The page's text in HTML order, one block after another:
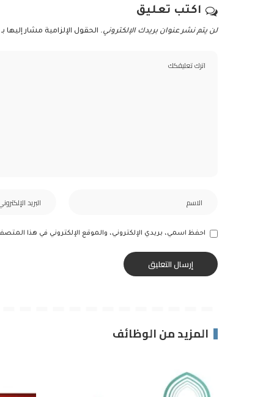
اكتب تعليق
لن يتم نشر عنوان بريدك الإلكتروني. الحقول الإلزامية مشار إليها بـ
احفظ اسمي، بريدي الإلكتروني، والموقع الإلكتروني في هذا
المزيد من الوظائف